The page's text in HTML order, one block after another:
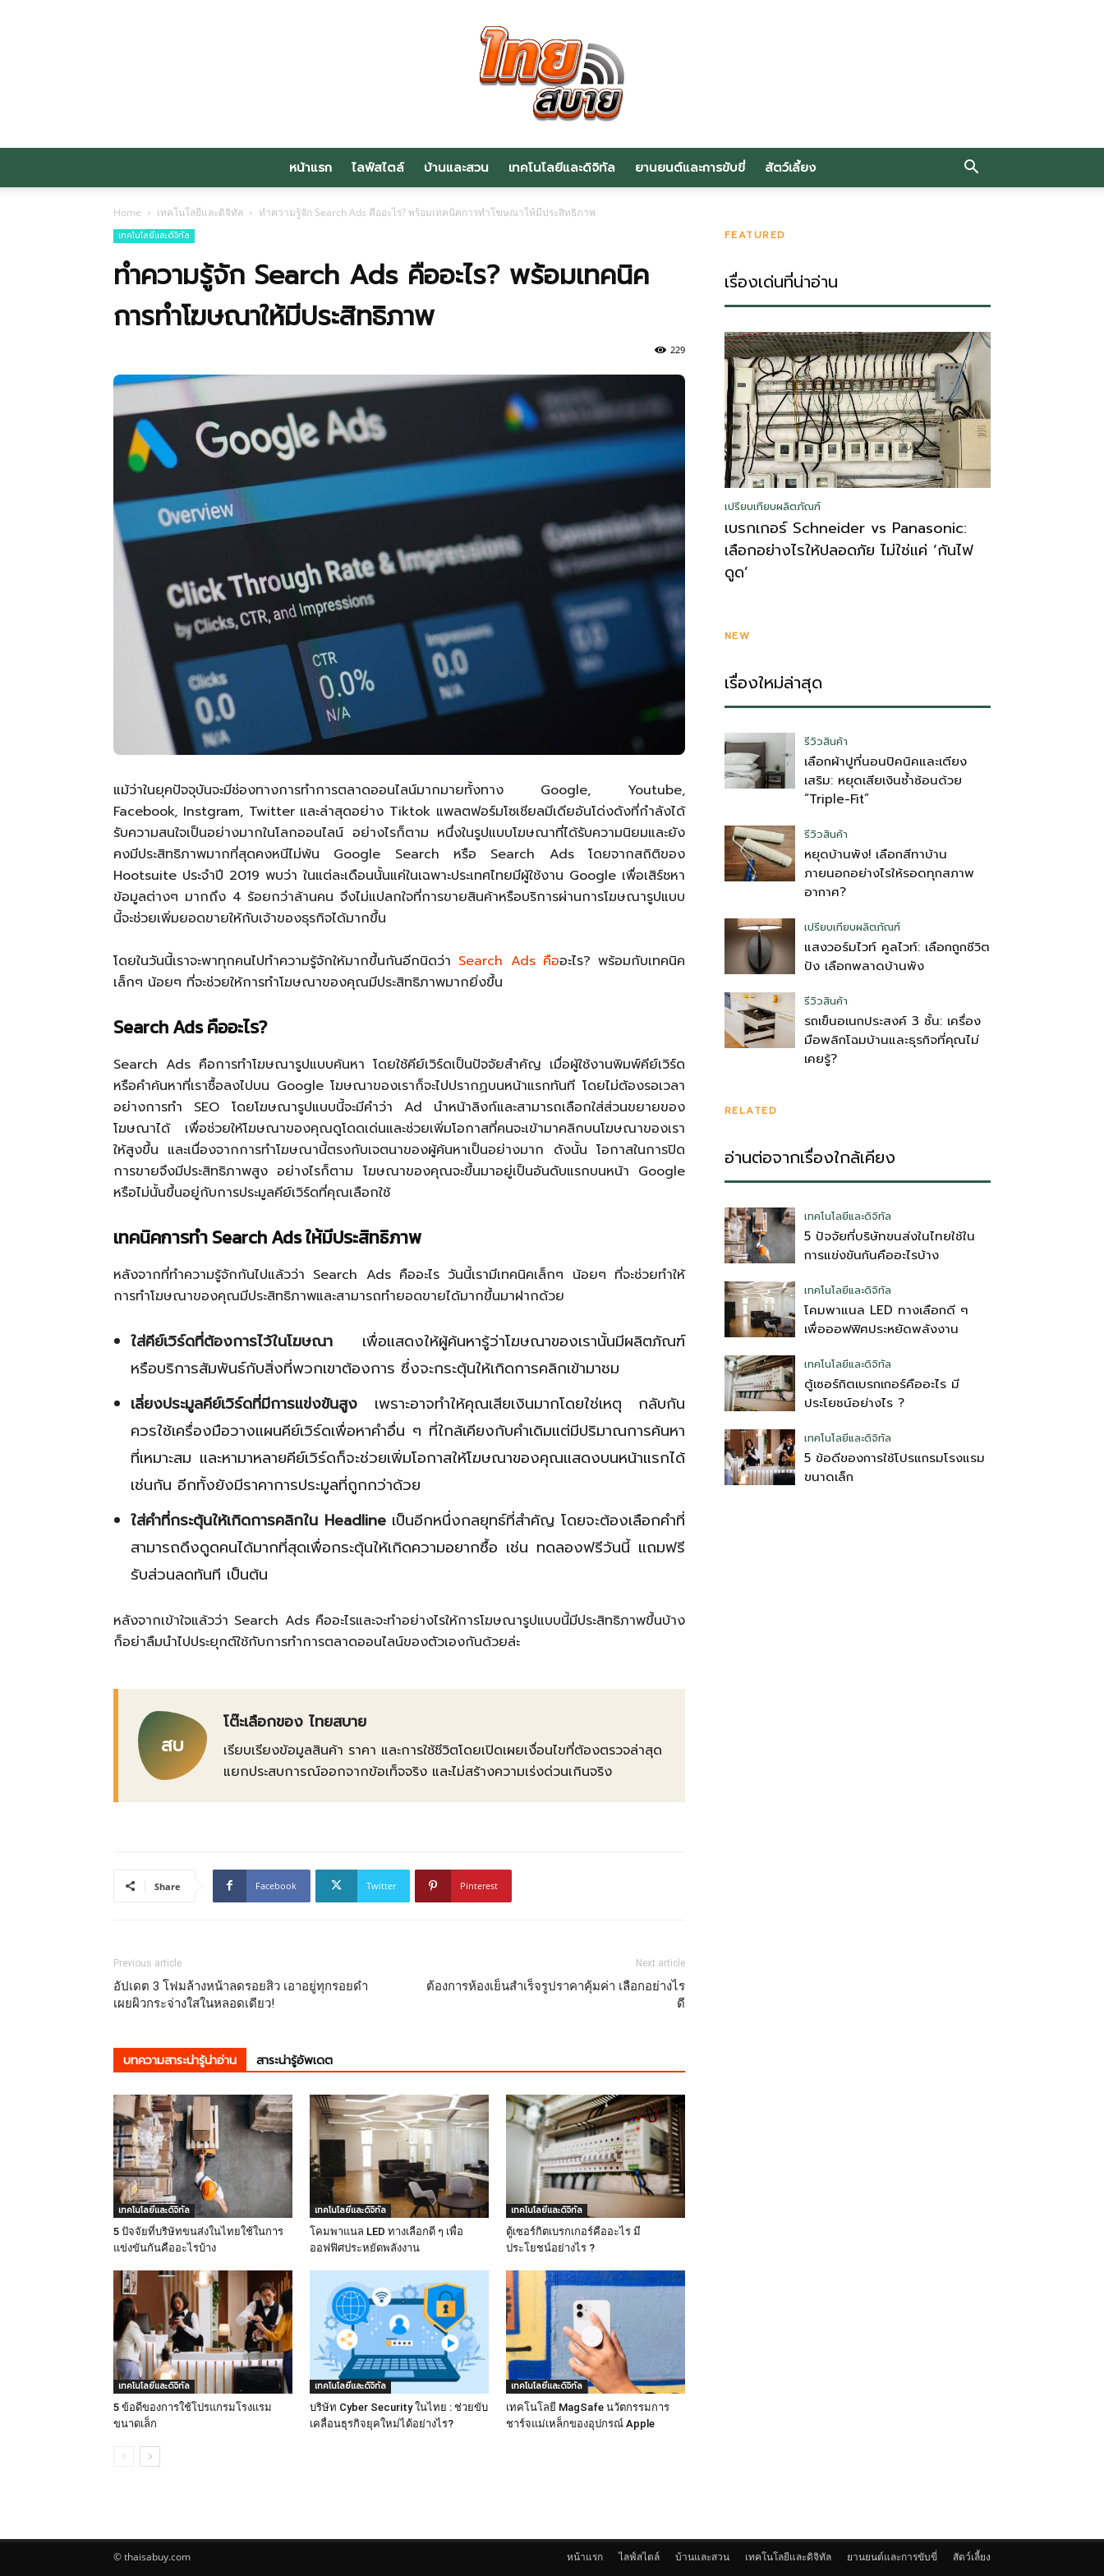
รู้
วา
ไร
ไทย
หน้าแรก ไลฟ์สไตล์ บ้านและสวน เทคโนโลยีและดิจิทัล ยานยนต์และการขับขี่ สัตว์เลี้ยง
Home เทคโนโลยีและดิจิทัล ทำความรู้จัก Search Ads คืออะไร? พร้อมเทคนิคการทำโฆษณาให้มีประสิทธิภาพ
เทคโนโลยีและดิจิทัล
ทำความรู้จัก Search Ads คืออะไร? พร้อมเทคนิค
การทำโฆษณาให้มีประสิทธิภาพ
229
แม้ว่าในยุคปัจจุบันจะมีช่องทางการทำการตลาดออนไลน์มากมายทั้งทาง Google, Youtube,
Facebook, Instgram, Twitter และล่าสุดอย่าง Tiktok แพลตฟอร์มโซเชียลมีเดียอันโด่งดังที่กำลังได้
รับความสนใจเป็นอย่างมากในโลกออนไลน์ อย่างไรก็ตาม หนึ่งในรูปแบบโฆษณาที่ได้รับความนิยมและยัง
คงมีประสิทธิภาพมากที่สุดคงหนีไม่พ้น Google Search หรือ Search Ads โดยจากสถิติของ
Hootsuite ประจำปี 2019 พบว่า ในแต่ละเดือนนั้นแค่ในเฉพาะประเทศไทยมีผู้ใช้งาน Google เพื่อเสิร์ชหา
ข้อมูลต่างๆ มากถึง 4 ร้อยกว่าล้านคน จึงไม่แปลกใจที่การขายสินค้าหรือบริการผ่านการโฆษณารูปแบบ
นี้จะช่วยเพิ่มยอดขายให้กับเจ้าของธุรกิจได้มากขึ้น
โดยในวันนี้เราจะพาทุกคนไปทำความรู้จักให้มากขึ้นกันอีกนิดว่า Search Ads คืออะไร? พร้อมกับเทคนิค
เล็กๆ น้อยๆ ที่จะช่วยให้การทำโฆษณาของคุณมีประสิทธิภาพมากยิ่งขึ้น
Search Ads คืออะไร?
Search Ads คือการทำโฆษณารูปแบบค้นหา โดยใช้คีย์เวิร์ดเป็นปัจจัยสำคัญ เมื่อผู้ใช้งานพิมพ์คีย์เวิร์ด
หรือคำค้นหาที่เราซื้อลงไปบน Google โฆษณาของเราก็จะไปปรากฏบนหน้าแรกทันที โดยไม่ต้องรอเวลา
อย่างการทำ SEO โดยโฆษณารูปแบบนี้จะมีคำว่า Ad นำหน้าลิงก์และสามารถเลือกใส่ส่วนขยายของ
โฆษณาได้ เพื่อช่วยให้โฆษณาของคุณดูโดดเด่นและช่วยเพิ่มโอกาสที่คนจะเข้ามาคลิกบนโฆษณาของเรา
ให้สูงขึ้น และเนื่องจากการทำโฆษณานี้ตรงกับเจตนาของผู้ค้นหาเป็นอย่างมาก ดังนั้น โอกาสในการปิด
การขายจึงมีประสิทธิภาพสูง อย่างไรก็ตาม โฆษณาของคุณจะขึ้นมาอยู่เป็นอันดับแรกบนหน้า Google
หรือไม่นั้นขึ้นอยู่กับการประมูลคีย์เวิร์ดที่คุณเลือกใช้
เทคนิคการทำSearch Ads ให้มีประสิทธิภาพ
หลังจากที่ทำความรู้จักกันไปแล้วว่า Search Ads คืออะไร วันนี้เรามีเทคนิคเล็กๆ น้อยๆ ที่จะช่วยทำให้
การทำโฆษณาของคุณมีประสิทธิภาพและสามารถทำยอดขายได้มากขึ้นมาฝากด้วย
ใส่คีย์เวิร์ดที่ต้องการไว้ในโฆษณา เพื่อแสดงให้ผู้ค้นหารู้ว่าโฆษณาของเรานั้นมีผลิตภัณฑ์
หรือบริการสัมพันธ์กับสิ่งที่พวกเขาต้องการ ซึ่งจะกระตุ้นให้เกิดการคลิกเข้ามาชม
เลี่ยงประมูลคีย์เวิร์ดที่มีการแข่งขันสูง เพราะอาจทำให้คุณเสียเงินมากโดยใช่เหตุ กลับกัน
ควรใช้เครื่องมือวางแผนคีย์เวิร์ดเพื่อหาคำอื่น ๆ ที่ใกล้เคียงกับคำเดิมแต่มีปริมาณการค้นหา
ที่เหมาะสม และหามาหลายคีย์เวิร์ดก็จะช่วยเพิ่มโอกาสให้โฆษณาของคุณแสดงบนหน้าแรกได้
เช่นกัน อีกทั้งยังมีราคาการประมูลที่ถูกกว่าด้วย
ใส่คำที่กระตุ้นให้เกิดการคลิกใน Headline เป็นอีกหนึ่งกลยุทธ์ที่สำคัญ โดยจะต้องเลือกคำที่
สามารถดึงดูดคนได้มากที่สุดเพื่อกระตุ้นให้เกิดความอยากซื้อ เช่น ทดลองฟรีวันนี้ แถมฟรี
รับส่วนลดทันที เป็นต้น
หลังจากเข้าใจแล้วว่า Search Ads คืออะไรและจะทำอย่างไรให้การโฆษณารูปแบบนี้มีประสิทธิภาพขึ้นบ้าง
ก็อย่าลืมนำไปประยุกต์ใช้กับการทำการตลาดออนไลน์ของตัวเองกันด้วยล่ะ
สบ
โต๊ะเลือกของ ไทยสบาย
เรียบเรียงข้อมูลสินค้า ราคา และการใช้ชีวิตโดยเปิดเผยเงื่อนไขที่ต้องตรวจล่าสุด
แยกประสบการณ์ออกจากข้อเท็จจริง และไม่สร้างความเร่งด่วนเกินจริง
Share Facebook Twitter Pinterest
Previous article
อัปเดต 3 โฟมล้างหน้าลดรอยสิว เอาอยู่ทุกรอยดำ
เผยผิวกระจ่างใสในหลอดเดียว!
Next article
ต้องการห้องเย็นสำเร็จรูปราคาคุ้มค่า เลือกอย่างไร
ดี
บทความสาระน่ารู้น่าอ่าน สาระน่ารู้อัพเดต
เทคโนโลยีและดิจิทัล
5 ปัจจัยที่บริษัทขนส่งในไทยใช้ในการ
แข่งขันกันคืออะไรบ้าง
เทคโนโลยีและดิจิทัล
โคมพาแนล LED ทางเลือกดี ๆ เพื่อ
ออฟฟิศประหยัดพลังงาน
เทคโนโลยีและดิจิทัล
ตู้เซอร์กิตเบรกเกอร์คืออะไร มี
ประโยชน์อย่างไร ?
เทคโนโลยีและดิจิทัล
5 ข้อดีของการใช้โปรแกรมโรงแรม
ขนาดเล็ก
เทคโนโลยีและดิจิทัล
บริษัท Cyber Security ในไทย : ช่วยขับ
เคลื่อนธุรกิจยุคใหม่ได้อย่างไร?
เทคโนโลยีและดิจิทัล
เทคโนโลยี MagSafe นวัตกรรมการ
ชาร์จแม่เหล็กของอุปกรณ์ Apple
FEATURED
เรื่องเด่นที่น่าอ่าน
เปรียบเทียบผลิตภัณฑ์
เบรกเกอร์ Schneider vs Panasonic:
เลือกอย่างไรให้ปลอดภัย ไม่ใช่แค่ ‘กันไฟ
ดูด’
NEW
เรื่องใหม่ล่าสุด
รีวิวสินค้า
เลือกผ้าปูที่นอนปิคนิคและเตียง
เสริม: หยุดเสียเงินซ้ำซ้อนด้วย
“Triple-Fit”
รีวิวสินค้า
หยุดบ้านพัง! เลือกสีทาบ้าน
ภายนอกอย่างไรให้รอดทุกสภาพ
อากาศ?
เปรียบเทียบผลิตภัณฑ์
แสงวอร์มไวท์ คูลไวท์: เลือกถูกชีวิต
ปัง เลือกพลาดบ้านพัง
รีวิวสินค้า
รถเข็นอเนกประสงค์ 3 ชั้น: เครื่อง
มือพลิกโฉมบ้านและธุรกิจที่คุณไม่
เคยรู้?
RELATED
อ่านต่อจากเรื่องใกล้เคียง
เทคโนโลยีและดิจิทัล
5 ปัจจัยที่บริษัทขนส่งในไทยใช้ใน
การแข่งขันกันคืออะไรบ้าง
เทคโนโลยีและดิจิทัล
โคมพาแนล LED ทางเลือกดี ๆ
เพื่อออฟฟิศประหยัดพลังงาน
เทคโนโลยีและดิจิทัล
ตู้เซอร์กิตเบรกเกอร์คืออะไร มี
ประโยชน์อย่างไร ?
เทคโนโลยีและดิจิทัล
5 ข้อดีของการใช้โปรแกรมโรงแรม
ขนาดเล็ก
หน้าแรก ไลฟ์สไตล์ บ้านและสวน เทคโนโลยีและดิจิทัล ยานยนต์และการขับขี่ สัตว์เลี้ยง
© thaisabuy.com